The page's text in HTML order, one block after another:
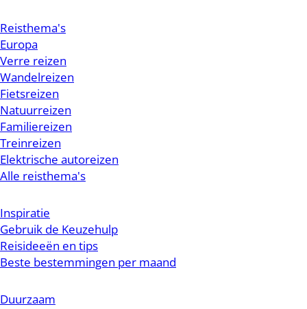
Reisthema's
Europa
Verre reizen
Wandelreizen
Fietsreizen
Natuurreizen
Familiereizen
Treinreizen
Elektrische autoreizen
Alle reisthema's
Inspiratie
Gebruik de Keuzehulp
Reisideeën en tips
Beste bestemmingen per maand
Duurzaam